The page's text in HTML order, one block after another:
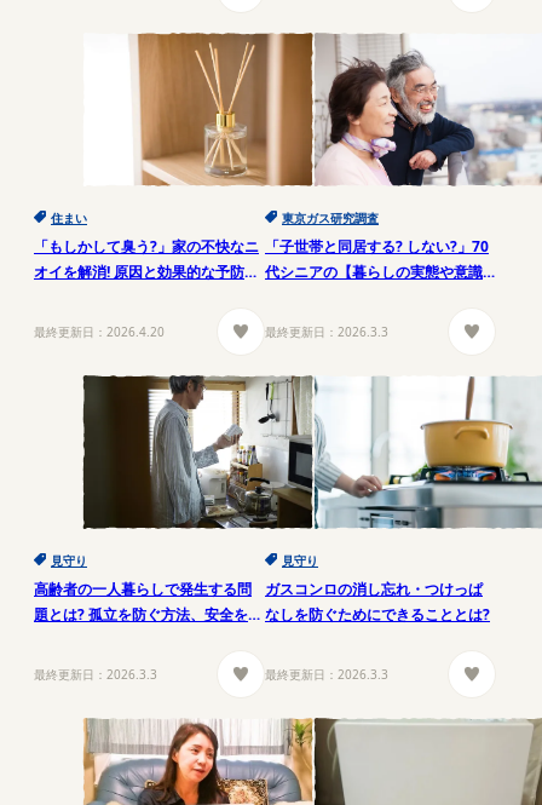
住まい
「もしかして臭う?」家の不快なニ
オイを解消! 原因と効果的な予防・
最終更新日： 2026.4.20
東京ガス研究調査
「子世帯と同居する? しない?」70
代シニアの【暮らしの実態や意識
所】
最終更新日： 2026.3.3
見守り
高齢者の一人暮らしで発生する問
題とは? 孤立を防ぐ方法、安全を確
最終更新日： 2026.3.3
見守り
ガスコンロの消し忘れ・つけっぱ
なしを防ぐためにできることとは?
最終更新日： 2026.3.3